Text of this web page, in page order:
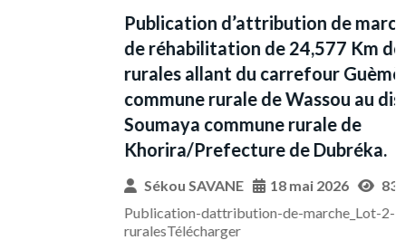
Publication d’attribution de marché: Travaux
de réhabilitation de 24,577 Km de pistes
rurales allant du carrefour Guèmètédé dans la
commune rurale de Wassou au district de
Soumaya commune rurale de
Khorira/Prefecture de Dubréka.
Sékou SAVANE 18 mai 2026
8365 Views
Publication-dattribution-de-marche_Lot-2-Pistes-
ruralesTélécharger